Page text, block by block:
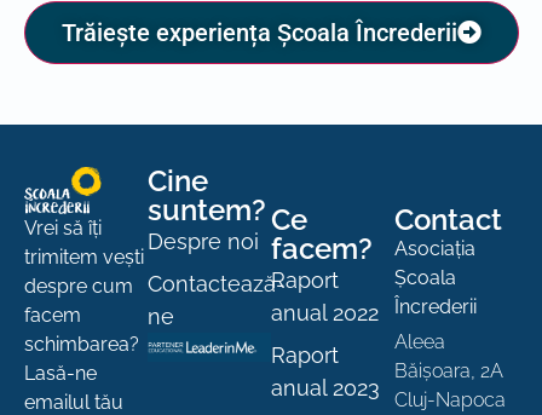
Trăiește experiența Școala Încrederii
Vrei să îți
trimitem vești
despre cum
facem
schimbarea?
Lasă-ne
emailul tău
Cine
suntem?
Despre noi
Contactează-
ne
Ce
facem?
Raport
anual 2022
Raport
anual 2023
Contact
Asociația
Școala
Încrederii
Aleea
Băișoara, 2A
Cluj-Napoca